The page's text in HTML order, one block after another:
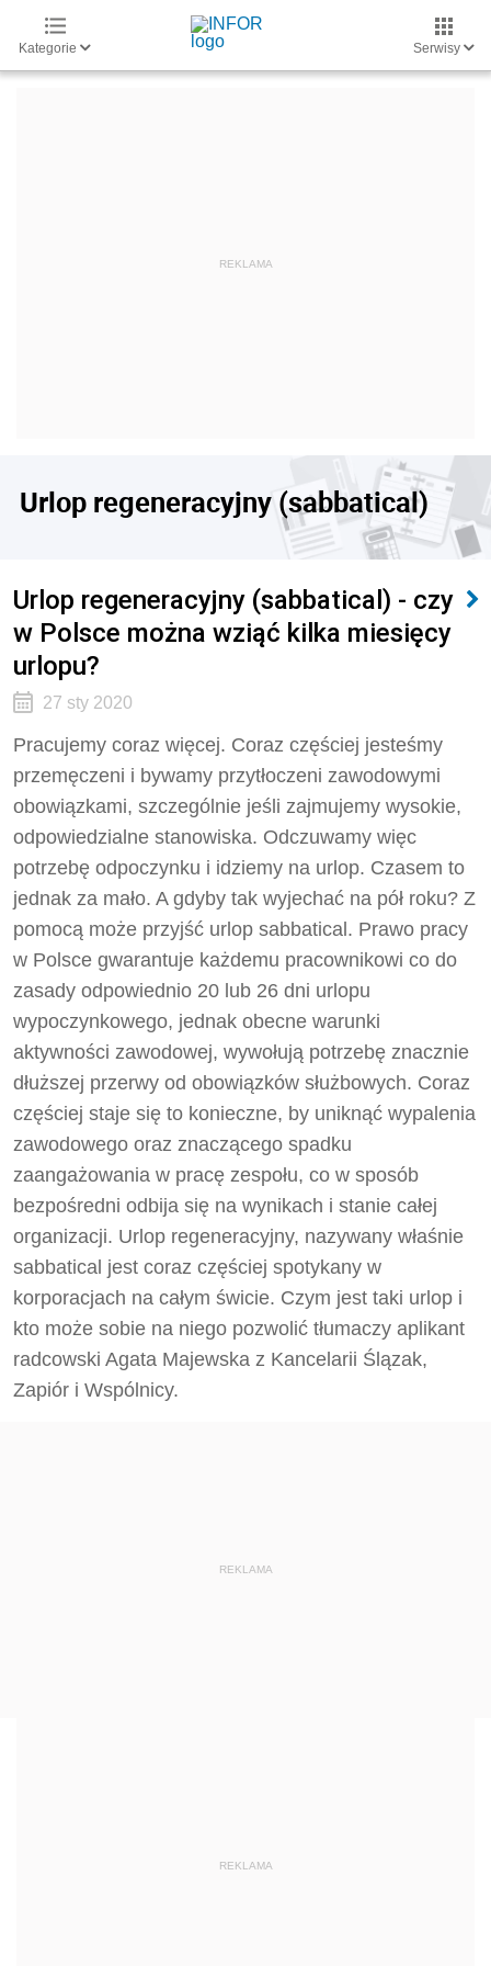
Kategorie Serwisy
Urlop regeneracyjny (sabbatical)
Urlop regeneracyjny (sabbatical) - czy
w Polsce można wziąć kilka miesięcy
urlopu?
27 sty 2020
Pracujemy coraz więcej. Coraz częściej jesteśmy
przemęczeni i bywamy przytłoczeni zawodowymi
obowiązkami, szczególnie jeśli zajmujemy wysokie,
odpowiedzialne stanowiska. Odczuwamy więc
potrzebę odpoczynku i idziemy na urlop. Czasem to
jednak za mało. A gdyby tak wyjechać na pół roku? Z
pomocą może przyjść urlop sabbatical. Prawo pracy
w Polsce gwarantuje każdemu pracownikowi co do
zasady odpowiednio 20 lub 26 dni urlopu
wypoczynkowego, jednak obecne warunki
aktywności zawodowej, wywołują potrzebę znacznie
dłuższej przerwy od obowiązków służbowych. Coraz
częściej staje się to konieczne, by uniknąć wypalenia
zawodowego oraz znaczącego spadku
zaangażowania w pracę zespołu, co w sposób
bezpośredni odbija się na wynikach i stanie całej
organizacji. Urlop regeneracyjny, nazywany właśnie
sabbatical jest coraz częściej spotykany w
korporacjach na całym świcie. Czym jest taki urlop i
kto może sobie na niego pozwolić tłumaczy aplikant
radcowski Agata Majewska z Kancelarii Ślązak,
Zapiór i Wspólnicy.
REKLAMA
REKLAMA